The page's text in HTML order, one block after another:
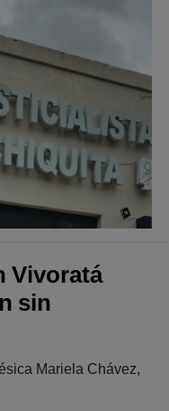
Vivoratá
sin
Mariela Chávez,